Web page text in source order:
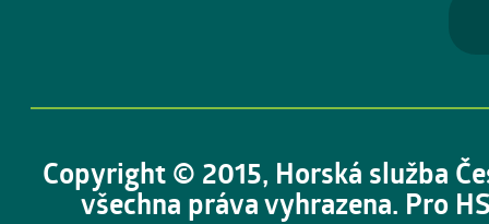
Copyright © 2015, Horská služba
všechna práva vyhrazena. Pro